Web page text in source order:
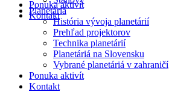
Planetáriá
História vývoja planetárií
Prehľad projektorov
Technika planetárií
Planetáriá na Slovensku
Vybrané planetáriá v zahraničí
Ponuka aktivít
Kontakt
Ponuka aktivít
Kontakt